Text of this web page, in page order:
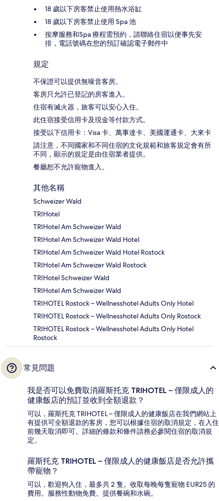
18 歲以下房客禁止使用熱水浴缸
18 歲以下房客禁止使用 Spa 池
按摩服務和Spa 療程需預約，請聯絡住宿以便事先安
排，電話號碼在您的預訂確認電子郵件中
規定
不保證可以提供無噪音客房。
客房只允許已登記的房客進入。
住宿有滅火器，旅客可以安心入住。
此住宿接受信用卡及現金等付款方式。
接受以下信用卡：Visa 卡、萬事達卡、美國運通卡、大來卡
請注意，不同國家和不同住宿的文化規範和旅客規定會有所
不同，顯示的規定是由住宿業者提供。
餐廳恕不允許寵物進入。
其他名稱
Schweizer Wald
TRIHotel
TRIHotel Am Schweizer Wald
TRIHotel Am Schweizer Wald Hotel
TRIHotel Am Schweizer Wald Hotel Rostock
TRIHotel Am Schweizer Wald Rostock
TRIHotel Schweizer Wald
TRIHotel Am Schweizer Wald
TRIHOTEL Rostock – Wellnesshotel Adults Only Hotel
TRIHOTEL Rostock – Wellnesshotel Adults Only Rostock
TRIHOTEL Rostock – Wellnesshotel Adults Only Hotel
Rostock
常見問題
我是否可以免費取消羅斯托克 TRIHOTEL – 僅限成人的
健康飯店的預訂並收到全額退款？
可以，羅斯托克 TRIHOTEL – 僅限成人的健康飯店在我們網站上
有提供可全額退款的客房，您可以根據住宿的取消規定，在入住
前幾天取消即可。詳細的條款和條件請務必參閱住宿的取消規
定。
羅斯托克 TRIHOTEL – 僅限成人的健康飯店是否允許攜
帶寵物？
可以，歡迎狗入住，最多共 2 隻。收取每晚每隻寵物 EUR25 的
費用。服務性動物免費。提供餐碗和水碗。